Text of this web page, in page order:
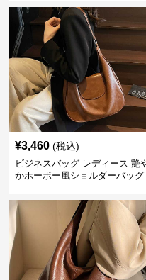
¥3,460 (税込)
ビジネスバッグ レディース 艶
かホーボー風ショルダーバッグ